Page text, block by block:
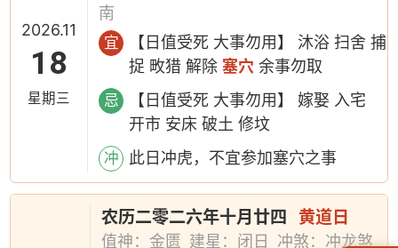
2026.11
18
星期三
南
宜
【日值受死 大事勿用】 沐浴 扫舍 捕
捉 畋猎 解除塞穴 余事勿取
忌
【日值受死 大事勿用】 嫁娶 入宅
开市 安床 破土 修坟
冲 此日冲虎，不宜参加塞穴之事
农历二零二六年十月廿四 黄道日
值神：金匮 建星：闭日
冲煞：冲龙煞